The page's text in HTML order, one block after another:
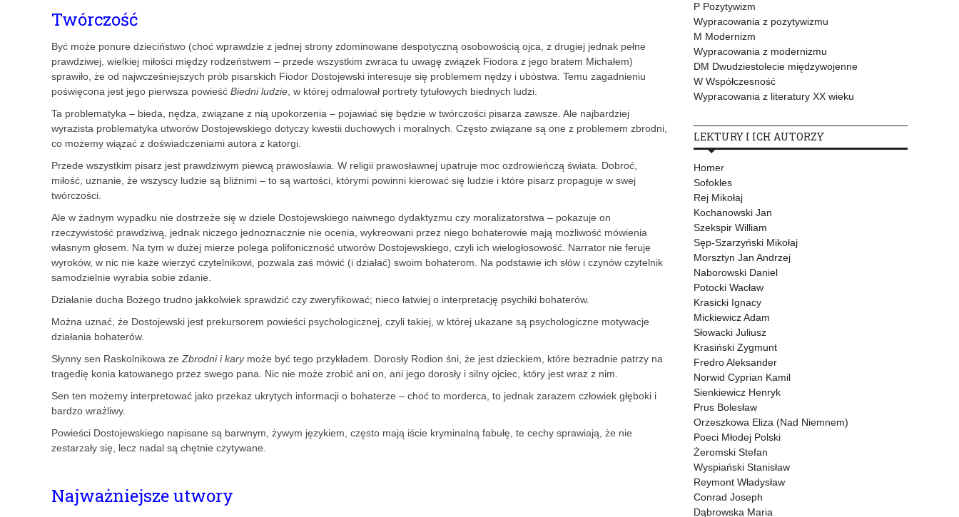
Twórczość
Być może ponure dzieciństwo (choć wprawdzie z jednej strony zdominowane despotyczną osobowością ojca, z drugiej jednak pełne
prawdziwej, wielkiej miłości między rodzeństwem – przede wszystkim zwraca tu uwagę związek Fiodora z jego bratem Michałem)
sprawiło, że od najwcześniejszych prób pisarskich Fiodor Dostojewski interesuje się problemem nędzy i ubóstwa. Temu zagadnieniu
poświęcona jest jego pierwsza powieść Biedni ludzie , w której odmalował portrety tytułowych biednych ludzi.
Ta problematyka – bieda, nędza, związane z nią upokorzenia – pojawiać się będzie w twórczości pisarza zawsze. Ale najbardziej
wyrazista problematyka utworów Dostojewskiego dotyczy kwestii duchowych i moralnych. Często związane są one z problemem zbrodni,
co możemy wiązać z doświadczeniami autora z katorgi.
Przede wszystkim pisarz jest prawdziwym piewcą prawosławia. W religii prawosławnej upatruje moc ozdrowieńczą świata. Dobroć,
miłość, uznanie, że wszyscy ludzie są bliźnimi – to są wartości, którymi powinni kierować się ludzie i które pisarz propaguje w swej
twórczości.
Ale w żadnym wypadku nie dostrzeże się w dziele Dostojewskiego naiwnego dydaktyzmu czy moralizatorstwa – pokazuje on
rzeczywistość prawdziwą, jednak niczego jednoznacznie nie ocenia, wykreowani przez niego bohaterowie mają możliwość mówienia
własnym głosem. Na tym w dużej mierze polega polifoniczność utworów Dostojewskiego, czyli ich wielogłosowość. Narrator nie feruje
wyroków, w nic nie każe wierzyć czytelnikowi, pozwala zaś mówić (i działać) swoim bohaterom. Na podstawie ich słów i czynów czytelnik
samodzielnie wyrabia sobie zdanie.
Działanie ducha Bożego trudno jakkolwiek sprawdzić czy zweryfikować; nieco łatwiej o interpretację psychiki bohaterów.
Można uznać, że Dostojewski jest prekursorem powieści psychologicznej, czyli takiej, w której ukazane są psychologiczne motywacje
działania bohaterów.
Słynny sen Raskolnikowa ze Zbrodni i karymoże być tego przykładem. Dorosły Rodion śni, że jest dzieckiem, które bezradnie patrzy na
tragedię konia katowanego przez swego pana. Nic nie może zrobić ani on, ani jego dorosły i silny ojciec, który jest wraz z nim.
Sen ten możemy interpretować jako przekaz ukrytych informacji o bohaterze – choć to morderca, to jednak zarazem człowiek głęboki i
bardzo wrażliwy.
Powieści Dostojewskiego napisane są barwnym, żywym językiem, często mają iście kryminalną fabułę, te cechy sprawiają, że nie
zestarzały się, lecz nadal są chętnie czytywane.
Najważniejsze utwory
P Pozytywizm
Wypracowania z pozytywizmu
M Modernizm
Wypracowania z modernizmu
DM Dwudziestolecie międzywojenne
W Współczesność
Wypracowania z literatury XX wieku
LEKTURY I ICH AUTORZY
Homer
Sofokles
Rej Mikołaj
Kochanowski Jan
Szekspir William
Sęp-Szarzyński Mikołaj
Morsztyn Jan Andrzej
Naborowski Daniel
Potocki Wacław
Krasicki Ignacy
Mickiewicz Adam
Słowacki Juliusz
Krasiński Zygmunt
Fredro Aleksander
Norwid Cyprian Kamil
Sienkiewicz Henryk
Prus Bolesław
Orzeszkowa Eliza (Nad Niemnem)
Poeci Młodej Polski
Żeromski Stefan
Wyspiański Stanisław
Reymont Władysław
Conrad Joseph
Dąbrowska Maria